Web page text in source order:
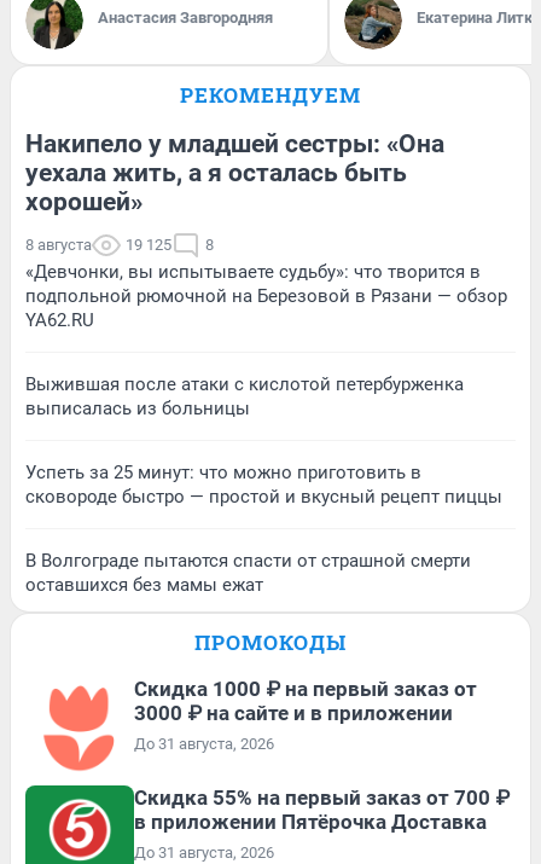
Анастасия Завгородняя Екатерина
РЕКОМЕНДУЕМ
Накипело у младшей сестры: «Она
уехала жить, а я осталась быть
хорошей»
8 августа 19 125 8
«Девчонки, вы испытываете судьбу»: что творится в
подпольной рюмочной на Березовой в Рязани — обзор
YA62.RU
Выжившая после атаки с кислотой петербурженка
выписалась из больницы
Успеть за 25 минут: что можно приготовить в
сковороде быстро — простой и вкусный рецепт пиццы
В Волгограде пытаются спасти от страшной смерти
оставшихся без мамы ежат
ПРОМОКОДЫ
Скидка 1000 ₽ на первый заказ от
3000 ₽ на сайте и в приложении
До 31 августа, 2026
Скидка 55% на первый заказ от 700 ₽
в приложении Пятёрочка Доставка
До 31 августа, 2026